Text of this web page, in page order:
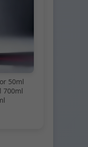
50ml
700ml